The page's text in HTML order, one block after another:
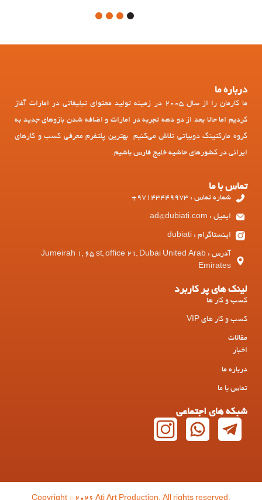
1
درباره ما
ما کارمان را از سال 2005 در زمینه تولید محتوای تبلیغاتی در امارات آغاز
کردیم اما حالا بعد از دو دهه تجربه در امارات و اضافه شدن بازوهای جدید به
گروه مارکتینگ دوبیاتی تلاش می‌کنیم بهترین پلتفرم معرفی کسب و کارهای
ایرانی در کشورهای حاشیه خلیج فارس باشیم.
تماس با ما
شماره تماس : 97143449973+
ایمیل : ad@dubiati.com
اینستاگرام : dubiati
آدرس : Jumeirah 1, 65 st, office 21, Dubai United Arab
Emirates
لینک های پر کاربرد
کسب و کار ها
کسب و کار های VIP
مقالات
اخبار
درباره ما
تماس با ما
شبکه های اجتماعی